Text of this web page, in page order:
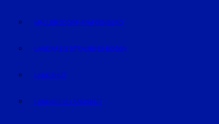
MALLERSDORF-PFAFFENBERG
LANDKREIS STRAUBING-BOGEN
LANDSHUT
LANDKREIS LANDSHUT